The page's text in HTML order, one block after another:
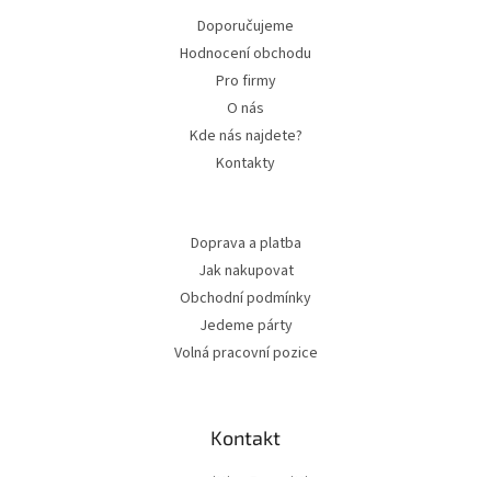
Doporučujeme
Hodnocení obchodu
Pro firmy
O nás
Kde nás najdete?
Kontakty
Doprava a platba
Jak nakupovat
Obchodní podmínky
Jedeme párty
Volná pracovní pozice
Kontakt